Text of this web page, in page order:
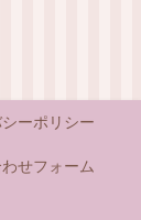
ーポリシー
せフォーム